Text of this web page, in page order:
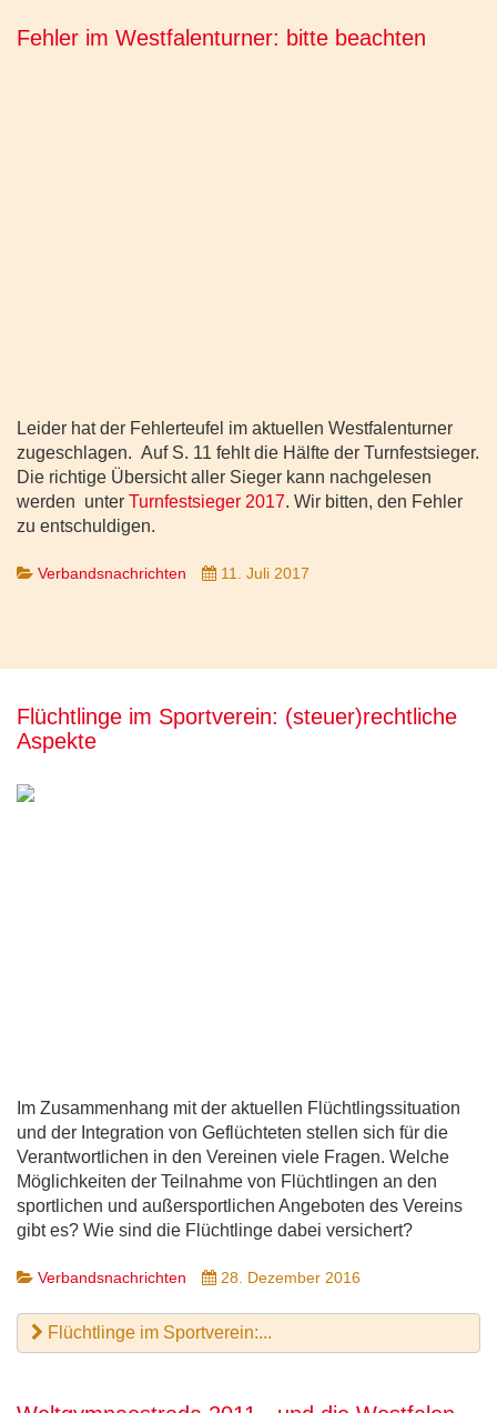
Fehler im Westfalenturner: bitte beachten
Leider hat der Fehlerteufel im aktuellen Westfalenturner
zugeschlagen. Auf S. 11 fehlt die Hälfte der Turnfestsieger.
Die richtige Übersicht aller Sieger kann nachgelesen
werden unter Turnfestsieger 2017. Wir bitten, den Fehler
zu entschuldigen.
Verbandsnachrichten 11. Juli 2017
Flüchtlinge im Sportverein: (steuer)rechtliche
Aspekte
Im Zusammenhang mit der aktuellen Flüchtlingssituation
und der Integration von Geflüchteten stellen sich für die
Verantwortlichen in den Vereinen viele Fragen. Welche
Möglichkeiten der Teilnahme von Flüchtlingen an den
sportlichen und außersportlichen Angeboten des Vereins
gibt es? Wie sind die Flüchtlinge dabei versichert?
Verbandsnachrichten 28. Dezember 2016
Flüchtlinge im Sportverein:...